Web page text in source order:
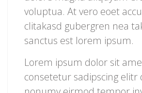
voluptua. At vero eoet
clitakasd gubergren nea
sanctus est lorem ipsum.
Lorem ipsum dolor sit
consetetur sadipscing elitr